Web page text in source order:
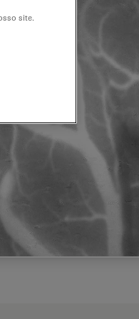
site.